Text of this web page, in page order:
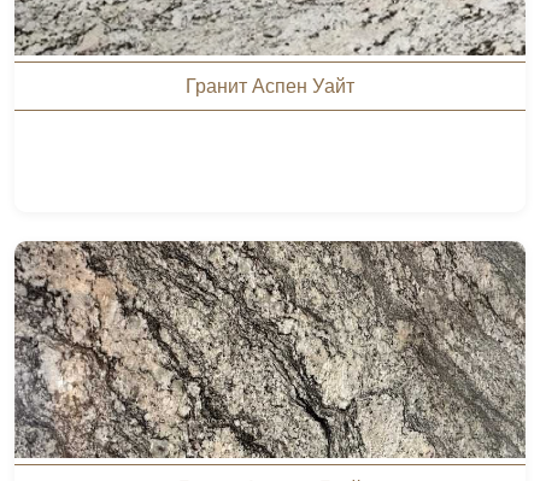
Гранит Аспен Уайт